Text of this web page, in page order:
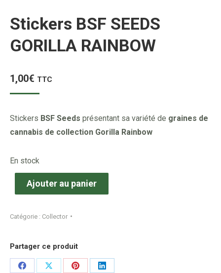
Stickers BSF SEEDS
GORILLA RAINBOW
1,00€ TTC
Stickers BSF Seeds présentant sa variété de graines de
cannabis de collection Gorilla Rainbow
En stock
Ajouter au panier
Catégorie : Collector
Partager ce produit